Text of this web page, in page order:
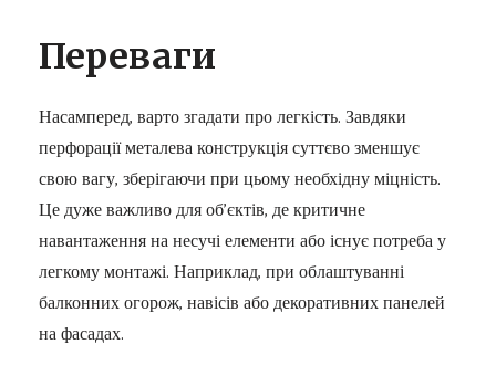
Переваги
Насамперед, варто згадати про легкість. Завдяки
перфорації металева конструкція суттєво зменшує
свою вагу, зберігаючи при цьому необхідну міцність.
Це дуже важливо для об’єктів, де критичне
навантаження на несучі елементи або існує потреба у
легкому монтажі. Наприклад, при облаштуванні
балконних огорож, навісів або декоративних панелей
на фасадах.